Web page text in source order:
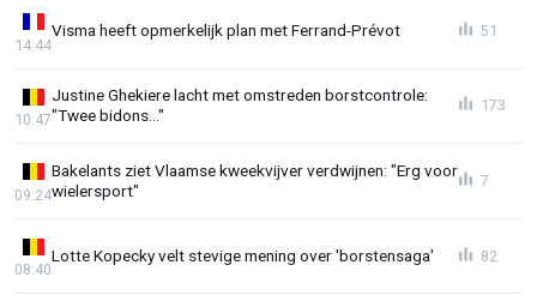
Visma heeft opmerkelijk plan met Ferrand-Prévot
14:44
51
Justine Ghekiere lacht met omstreden borstcontrole:
"Twee bidons..."
10:47
173
Bakelants ziet Vlaamse kweekvijver verdwijnen: "Erg voor
wielersport"
09:24
7
Lotte Kopecky velt stevige mening over 'borstensaga'
08:40
82